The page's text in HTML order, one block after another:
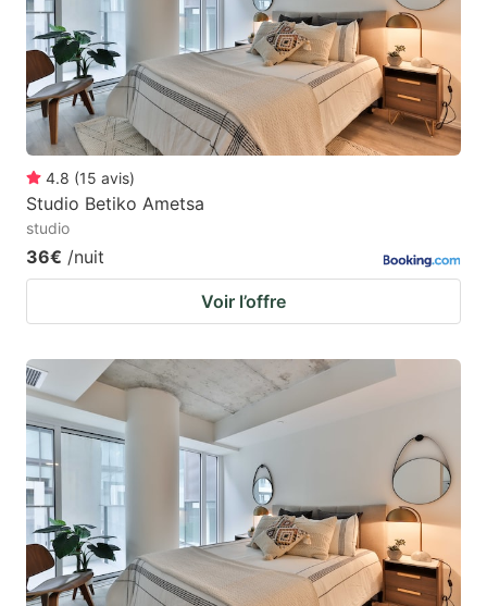
4.8 (15 avis)
Studio Betiko Ametsa
studio
36€ /nuit
Voir l’offre